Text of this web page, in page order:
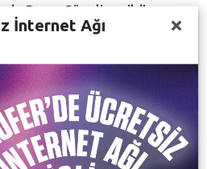
da Basın Güzeli seçildi.
8 ödülle dönen
Başkan Bozbey ile paylaştı.
Başkan Bozbey’i
ziyaret ederek ödüllerini
Başkan Bozbey, yıllardır
İnternet Ağı